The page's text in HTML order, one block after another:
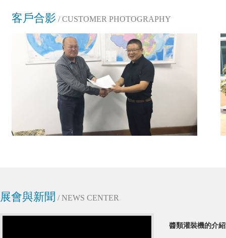
客戶合影 / CUSTOMER PHOTOGRAPHY
展會與新聞 / NEWS CENTER
醬類灌裝機的介紹